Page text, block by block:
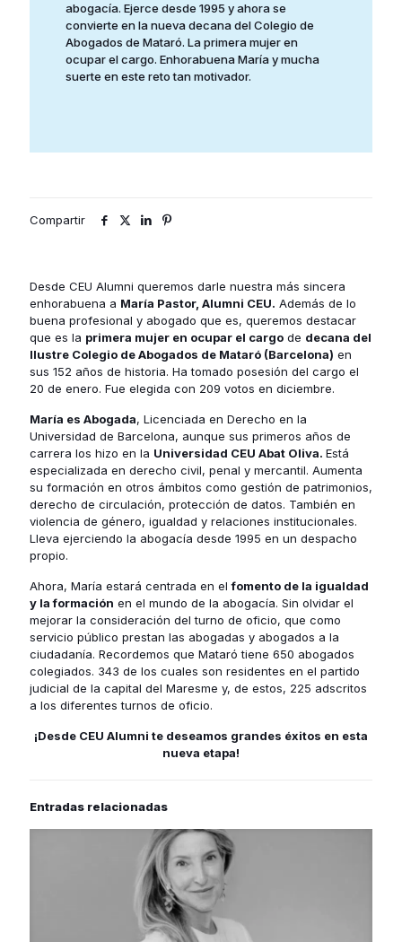
abogacía. Ejerce desde 1995 y ahora se
convierte en la nueva decana del Colegio de
Abogados de Mataró. La primera mujer en
ocupar el cargo. Enhorabuena María y mucha
suerte en este reto tan motivador.
Compartir
Desde CEU Alumni queremos darle nuestra más sincera
enhorabuena a María Pastor, Alumni CEU. Además de lo
buena profesional y abogado que es, queremos destacar
que es la primera mujer en ocupar el cargo de decana del
Ilustre Colegio de Abogados de Mataró (Barcelona) en
sus 152 años de historia. Ha tomado posesión del cargo el
20 de enero. Fue elegida con 209 votos en diciembre.
María es Abogada, Licenciada en Derecho en la
Universidad de Barcelona, aunque sus primeros años de
carrera los hizo en la Universidad CEU Abat Oliva. Está
especializada en derecho civil, penal y mercantil. Aumenta
su formación en otros ámbitos como gestión de patrimonios,
derecho de circulación, protección de datos. También en
violencia de género, igualdad y relaciones institucionales.
Lleva ejerciendo la abogacía desde 1995 en un despacho
propio.
Ahora, María estará centrada en elfomento de la igualdad
y la formación en el mundo de la abogacía. Sin olvidar el
mejorar la consideración del turno de oficio, que como
servicio público prestan las abogadas y abogados a la
ciudadanía. Recordemos que Mataró tiene 650 abogados
colegiados. 343 de los cuales son residentes en el partido
judicial de la capital del Maresme y, de estos, 225 adscritos
a los diferentes turnos de oficio.
¡Desde CEU Alumni te deseamos grandes éxitos en esta
nueva etapa!
Entradas relacionadas